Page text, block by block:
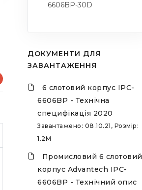
6606BP-30D
ДОКУМЕНТИ ДЛЯ
ЗАВАНТАЖЕННЯ
6 слотовий корпус IPC-
6606BP - Технічна
специфікація 2020
Завантажено: 08.10.21, Розмір:
1.2M
Промисловий 6 слотовий
корпус Advantech IPC-
6606BP - Технічний опис